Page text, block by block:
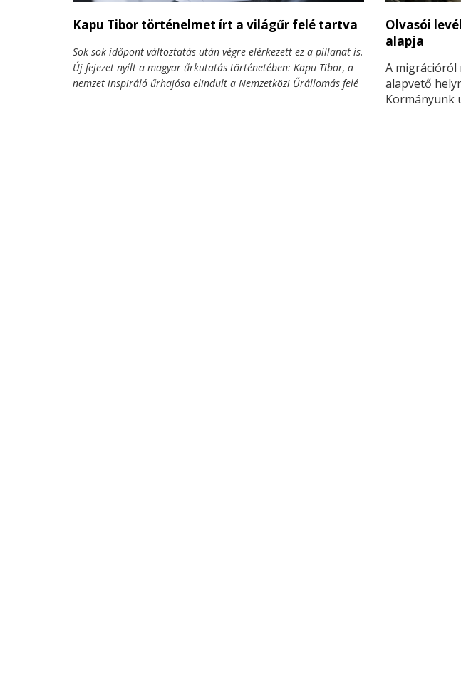
Kapu Tibor történelmet írt a világűr felé tartva
Sok sok időpont változtatás után végre elérkezett ez a pillanat is.
Új fejezet nyílt a magyar űrkutatás történetében: Kapu Tibor, a
nemzet inspiráló űrhajósa elindult a Nemzetközi Űrállomás felé
Olvasói
alapja
A migrációról
alapvető
Kormányunk